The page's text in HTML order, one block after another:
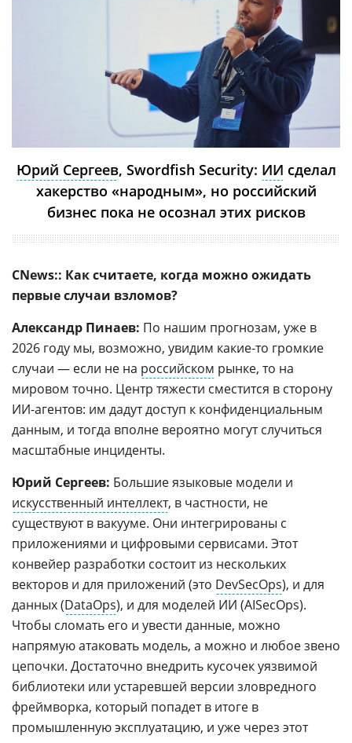
Юрий Сергеев, Swordfish Security: ИИ сделал
хакерство «народным», но российский
бизнес пока не осознал этих рисков
CNews:: Как считаете, когда можно ожидать
первые случаи взломов?
Александр Пинаев: По нашим прогнозам, уже в
2026 году мы, возможно, увидим какие-то громкие
случаи — если не на российском рынке, то на
мировом точно. Центр тяжести сместится в сторону
ИИ-агентов: им дадут доступ к конфиденциальным
данным, и тогда вполне вероятно могут случиться
масштабные инциденты.
Юрий Сергеев: Большие языковые модели и
искусственный интеллект, в частности, не
существуют в вакууме. Они интегрированы с
приложениями и цифровыми сервисами. Этот
конвейер разработки состоит из нескольких
векторов и для приложений (это DevSecOps), и для
данных (DataOps), и для моделей ИИ (AISecOps).
Чтобы сломать его и увести данные, можно
напрямую атаковать модель, а можно и любое звено
цепочки. Достаточно внедрить кусочек уязвимой
библиотеки или устаревшей версии зловредного
фреймворка, который попадет в итоге в
промышленную эксплуатацию, и уже через этот